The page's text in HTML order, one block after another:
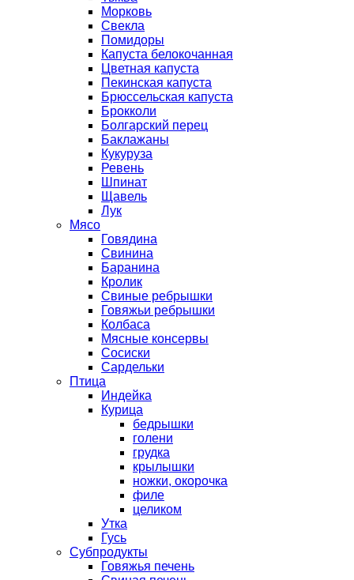
Морковь
Свекла
Помидоры
Капуста белокочанная
Цветная капуста
Пекинская капуста
Брюссельская капуста
Брокколи
Болгарский перец
Баклажаны
Кукуруза
Ревень
Шпинат
Щавель
Лук
Мясо
Говядина
Свинина
Баранина
Кролик
Свиные ребрышки
Говяжьи ребрышки
Колбаса
Мясные консервы
Сосиски
Сардельки
Птица
Индейка
Курица
бедрышки
голени
грудка
крылышки
ножки, окорочка
филе
целиком
Утка
Гусь
Субпродукты
Говяжья печень